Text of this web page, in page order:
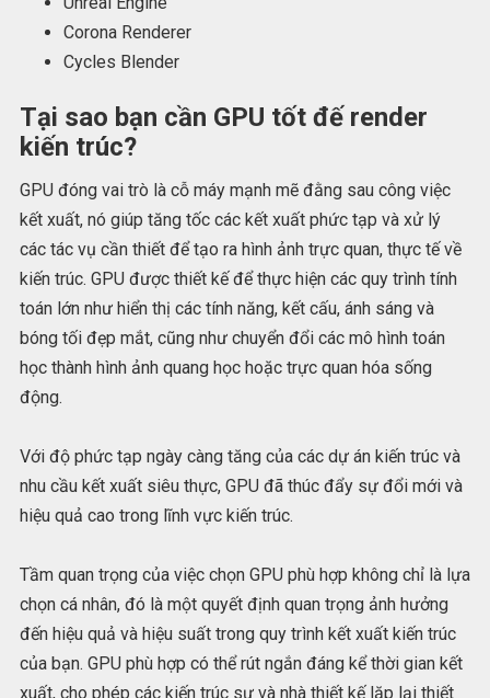
Corona Renderer
Cycles Blender
Tại sao bạn cần GPU tốt đế render
kiến trúc?
GPU đóng vai trò là cỗ máy mạnh mẽ đằng sau công việc
kết xuất, nó giúp tăng tốc các kết xuất phức tạp và xử lý
các tác vụ cần thiết để tạo ra hình ảnh trực quan, thực tế về
kiến trúc. GPU được thiết kế để thực hiện các quy trình tính
toán lớn như hiển thị các tính năng, kết cấu, ánh sáng và
bóng tối đẹp mắt, cũng như chuyển đổi các mô hình toán
học thành hình ảnh quang học hoặc trực quan hóa sống
động.
Với độ phức tạp ngày càng tăng của các dự án kiến trúc và
nhu cầu kết xuất siêu thực, GPU đã thúc đẩy sự đổi mới và
hiệu quả cao trong lĩnh vực kiến trúc.
Tầm quan trọng của việc chọn GPU phù hợp không chỉ là lựa
chọn cá nhân, đó là một quyết định quan trọng ảnh hưởng
đến hiệu quả và hiệu suất trong quy trình kết xuất kiến trúc
của bạn. GPU phù hợp có thể rút ngắn đáng kể thời gian kết
xuất, cho phép các kiến trúc sư và nhà thiết kế lặp lại thiết